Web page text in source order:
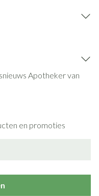
Apotheker van
en promoties